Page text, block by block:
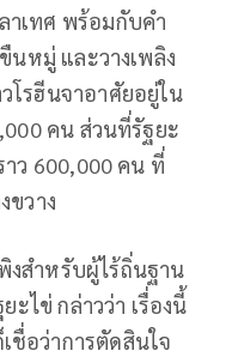
เทศ พร้อมกับคำ
นหมู่ และวางเพลิง
รฮีนจาอาศัยอยู่ใน
คน ส่วนที่รัฐยะ
ว 600,000 คน ที่
ขวาง
งสำหรับผู้ไร้ถิ่นฐาน
ะไข่ กล่าวว่า เรื่องนี้
อว่าการตัดสินใจ